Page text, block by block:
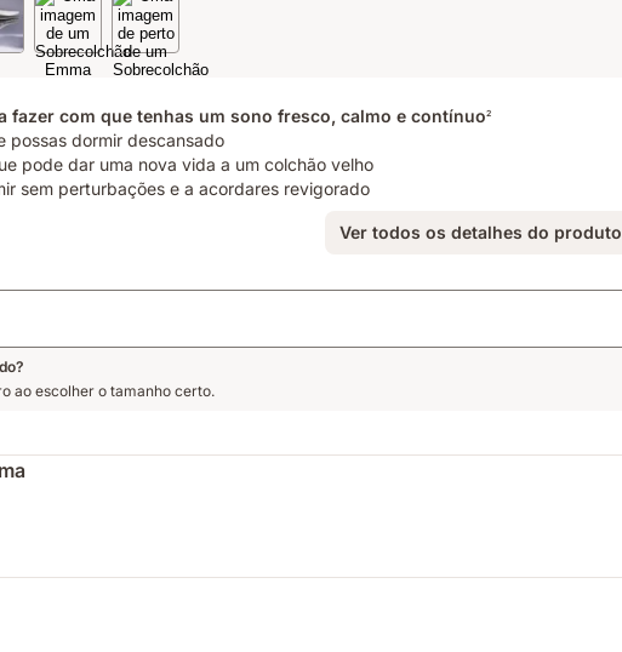
fazer com que tenhas um sono fresco, calmo e contínuo2
possas dormir descansado
pode dar uma nova vida a um colchão velho
sem perturbações e a acordares revigorado
Ver todos os detalhes do produto
ao escolher o tamanho certo.